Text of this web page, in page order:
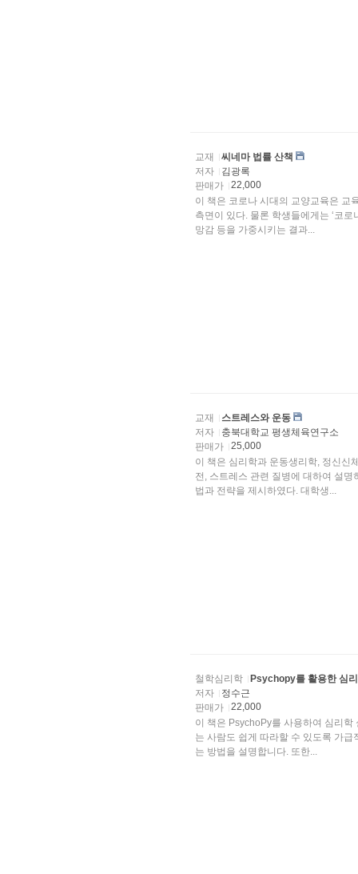
교재
씨네마 법률 산책
저자
김광록
판매가
22,000
이 책은 코로나 시대의 교양교육은 교
측면이 있다. 물론 학생들에게는 ‘코
망감 등을 가중시키는 결과...
교재
스트레스와 운동
저자
충북대학교 평생체육연구소
판매가
25,000
이 책은 심리학과 운동생리학, 정신신
전, 스트레스 관련 질병에 대하여 설
법과 전략을 제시하였다. 대학생...
철학심리학
Psychopy를 활용한 심
저자
정수근
판매가
22,000
이 책은 PsychoPy를 사용하여 심리
는 사람도 쉽게 따라할 수 있도록 가
는 방법을 설명합니다. 또한...